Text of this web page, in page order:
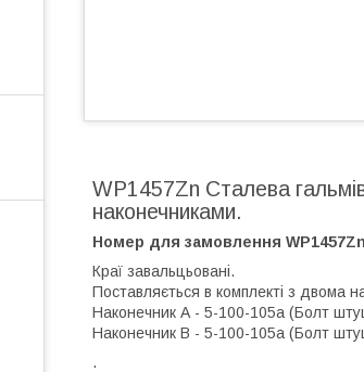
WP1457Zn Сталева
наконечниками.
Номер для замовлення WP1457Zn
Краї завальцьовані.
Поставляється в комплекті з двома
Наконечник А - 5-100-105а (Болт
Наконечник В - 5-100-105а (Болт
.